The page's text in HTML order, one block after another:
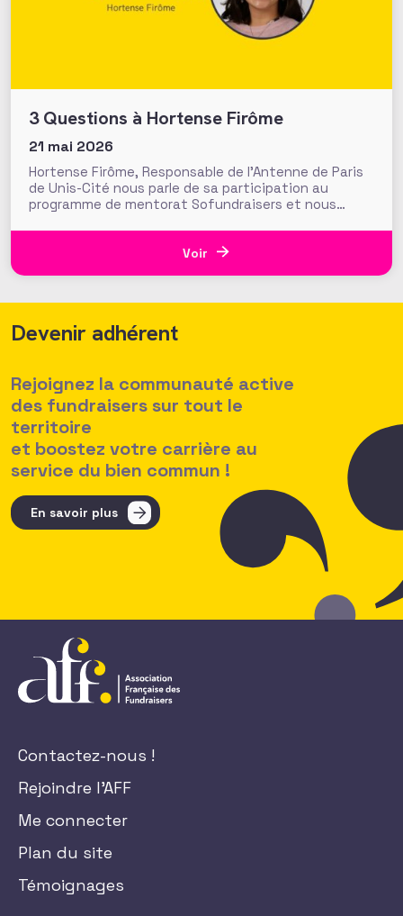
3 Questions à Hortense Firôme
21 mai 2026
Hortense Firôme, Responsable de l’Antenne de Paris
de Unis-Cité nous parle de sa participation au
programme de mentorat Sofundraisers et nous
secteur en pleine transformation, le métier de
fundraiser se construit aussi grâce aux échanges,
Voir
Devenir adhérent
Rejoignez la communauté active
des fundraisers sur tout le
territoire
et boostez votre carrière au
service du bien commun !
En savoir plus
Contactez-nous !
Rejoindre l'AFF
Me connecter
Plan du site
Témoignages